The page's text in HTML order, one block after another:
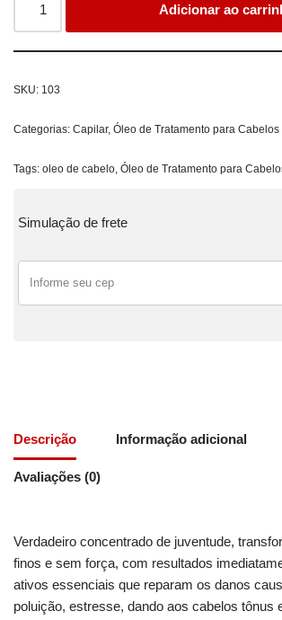
Adicionar ao
SKU: 103
Categorias: Capilar, Óleo de Tratamento para Cabelos
Tags: oleo de cabelo Óleo de Tratamento para
Simulação de frete
Descrição Informação adicional
Avaliações (0)
Verdadeiro concentrado de juventude,
finos e sem força, com resultados
ativos essenciais que reparam os danos
poluição, estresse, dando aos cabelos tônus